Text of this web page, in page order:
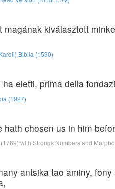
magának kiválasztott
Biblia (1590)
eletti, prima della
(1927)
hath chosen us in him
with Strongs Numbers and
antsika tao aminy,